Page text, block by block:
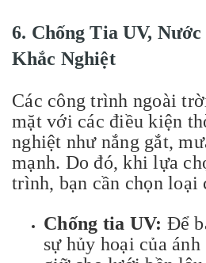
6. Chống Tia UV,
Khắc Nghiệt
Các công trình ngoài
mặt với các điều kiện
nghiệt như nắng gắt,
mạnh. Do đó, khi lựa
trình, bạn cần chọn loại
Chống tia UV: Để
sự hủy hoại của